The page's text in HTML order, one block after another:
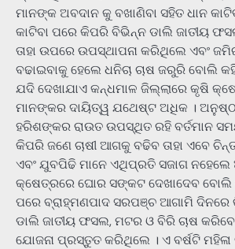
ମାନଙ୍କ ଅବଦାନ କୁ ବଖାଣିବା ସହିତ ଧାନ
କାଟିବା ପରେ କିପରି ବିଭିନ୍ନ ଡାଲି ଜାତୀୟ
ତାହା ଉପରେ ଉପସ୍ଥାପନା କରିଥିଲେ ଏବଂ
ବଢାଇବାକୁ ହେଲେ ଧନିଚା ଚାଷ ଜରୁରି ବୋଲି
ଯଦି ଦେଖାଯାଏ କନ୍ଧମାଳ ଜିଲ୍ଲାରେ କୃଷି
ମାନଙ୍କର ଦାୟିତ୍ୱ ଯଥେଷ୍ଟ ଅଧିକ ।
ହରିଶଙ୍କର ରାଉତ ଉପସ୍ଥିତ ରହି ବର୍ତମାନ
କିପରି ଜଣେ ଚାଷୀ ଆଗକୁ ବଢିବ ତାହା ଏବେ
ଏବଂ ଯୁବପିଢି ମାନେ ଏଥିପ୍ରତି ସଜାଗ
କ୍ଷେତ୍ରରେ ଘୋର ସଙ୍କଟ ଦେଖାଦେବ ବୋଲି
ପରେ ବ୍ରାହ୍ମଣପାଦ ସରପଞ୍ଚ ଆଗାମି ଦିନରେ
ଡାଲି ଜାତୀୟ ଫସଲ, ମଟର ଓ ବିରି ଚାଷ
ଯୋଜନା ପ୍ରସ୍ତୁତ କରିଥିଲେ । ଏ ବର୍ଷଟି